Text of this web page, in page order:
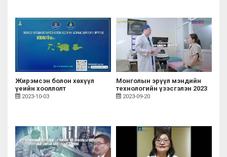
Жирэмсэн болон хөхүүл
үеийн хооллолт
2023-10-03
Монголын эрүүл мэндийн
технологийн үзэсгэлэн 2023
2023-09-20